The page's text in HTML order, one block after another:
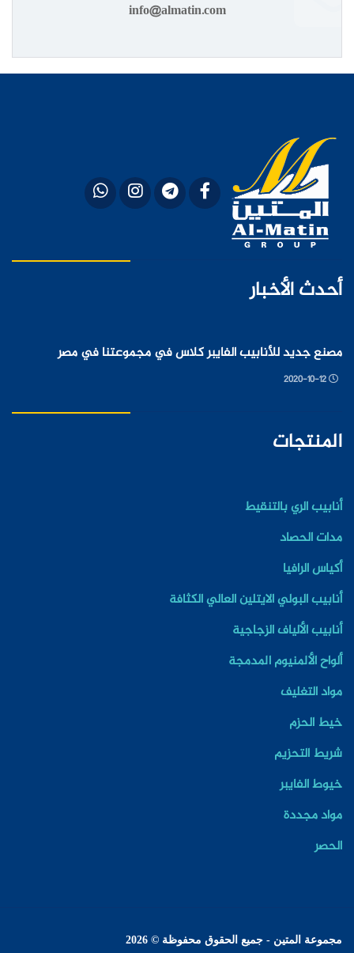
info@almatin.com
أحدث الأخبار
مصنع جديد للأنابيب الفايبر كلاس في مجموعتنا في مصر
المنتجات
أنابيب الري بالتنقيط
مدات الحصاد
أكياس الرافيا
أنابيب البولي الايتلين العالي الكثافة
أنابيب الألياف الزجاجية
ألواح الألمنيوم المدمجة
مواد التغليف
خيط الحزم
شريط التحزيم
خيوط الفايبر
مواد مجددة
الحصر
مجموعة المتين - جميع الحقوق محفوظة © 2026